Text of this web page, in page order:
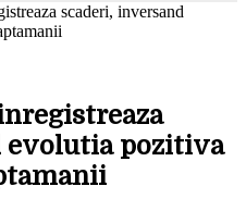
scaderi, inversand
evolutia pozitiva